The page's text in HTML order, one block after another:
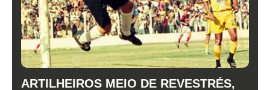
ARTILHEIROS MEIO DE REVESTRÉS,